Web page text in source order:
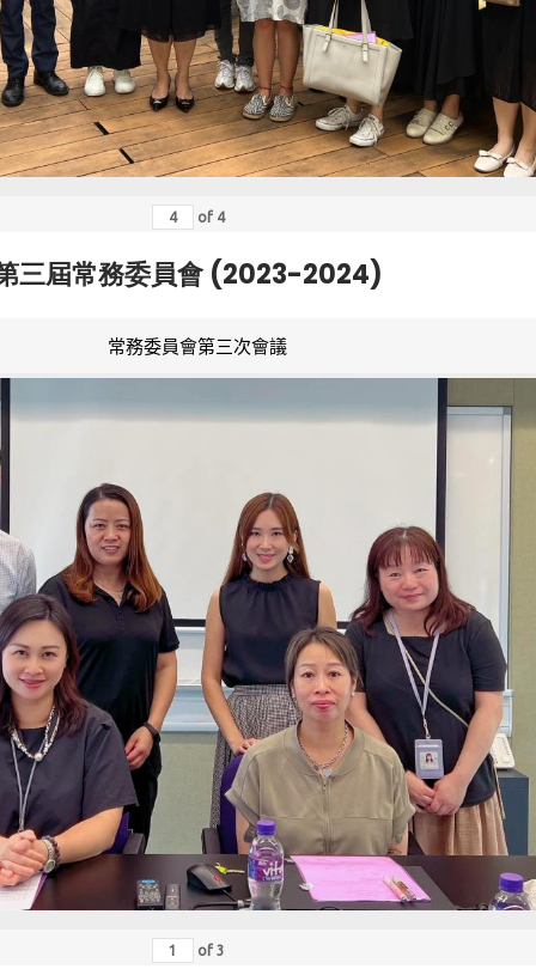
of 4
三屆常務委員會 (2023-2024)
常務委員會第三次會議
of 3